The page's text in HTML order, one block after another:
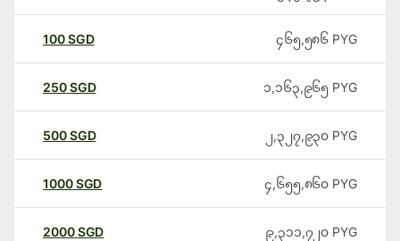
100SGD ၄၆၅,၅၈၆ PYG
250SGD ၁,၁၆၃,၉၆၅ PYG
500SGD ၂,၃၂၇,၉၃၀ PYG
1000SGD ၄,၆၅၅,၈၆၀ PYG
2000SGD ၉,၃၁၁,၇၂၀ PYG